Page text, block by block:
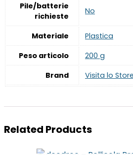
Pile/batterie
richieste
‎No
Materiale
‎Plastica
Peso articolo
‎200 g
Brand
Visita lo
Related Products